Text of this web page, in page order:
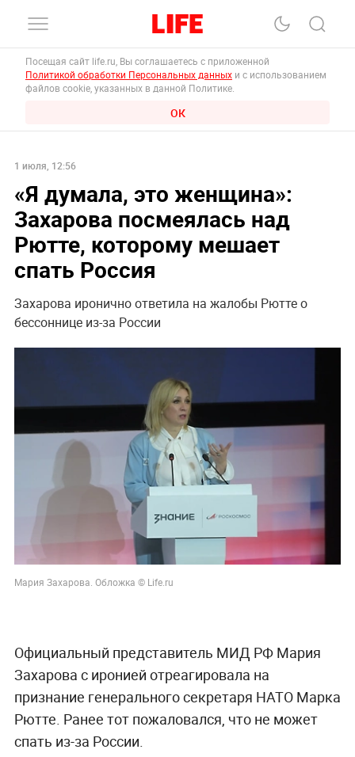
Посещая сайт life.ru, Вы соглашаетесь с приложенной
Политикой обработки Персональных данных и с использованием
файлов cookie, указанных в данной Политике.
ОК
1 июля, 12:56
«Я думала, это женщина»:
Захарова посмеялась над
Рютте, которому мешает
спать Россия
Захарова иронично ответила на жалобы Рютте о
бессоннице из-за России
Мария Захарова. Обложка © Life.ru
Официальный представитель МИД РФ Мария
Захарова с иронией отреагировала на
признание генерального секретаря НАТО Марка
Рютте. Ранее тот пожаловался, что не может
спать из-за России.